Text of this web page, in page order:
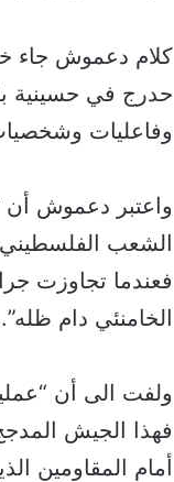
كلام دعموش جاء
حدرج في حسينية
وفاعليات
واعتبر دعموش أن
الشعب
فعندما تجاوزت
الخامنئي دام ظله”.
ولفت الى أن
فهذا الجيش
أمام المقاومين